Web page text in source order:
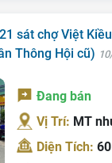
sát chợ Việt
Thông Hội cũ)
Đang bán
Vị Trí: MT
Diện Tích: